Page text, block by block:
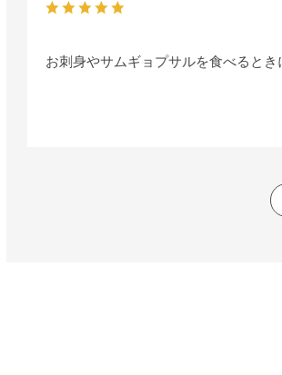
お刺身やサムギョプサルを食べるとき